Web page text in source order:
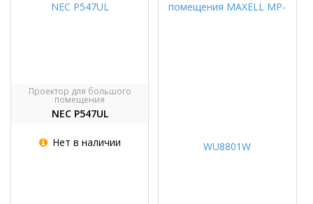
Проектор для большого
помещения
NEC P547UL
Нет в наличии